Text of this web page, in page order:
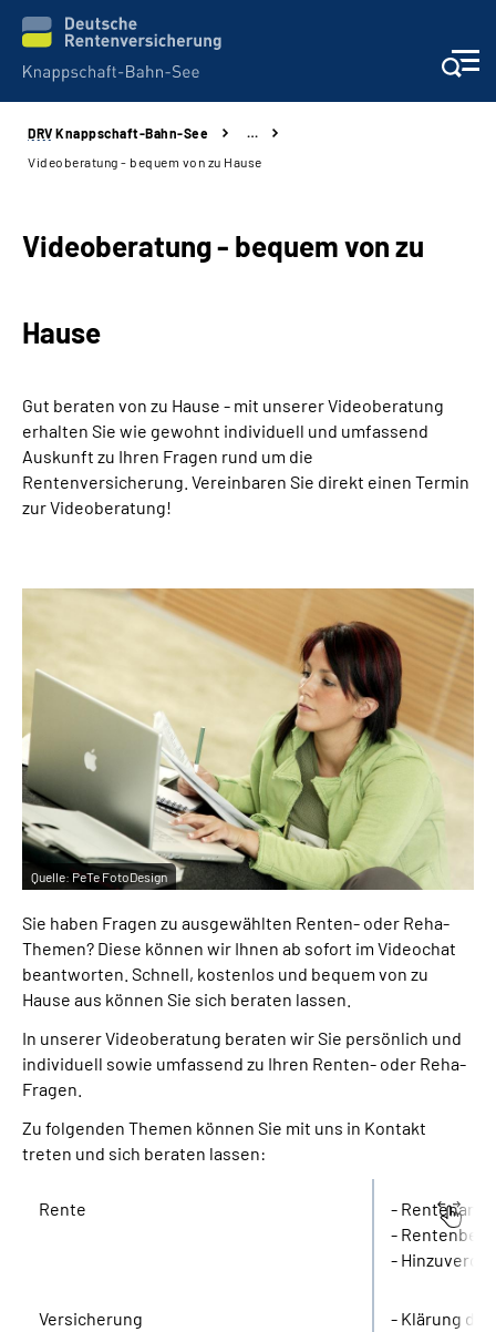
Aktuelles & Presse
KBS exklusiv
Über uns & Karriere
Online-Services
Gebärdensprache
Leichte Sprache
Mein Kundenportal
DRV Knappschaft-Bahn-See
…
Videoberatung - bequem von zu Hause
Videoberatung - bequem von zu
Hause
Gut beraten von zu Hause - mit unserer Videoberatung
erhalten Sie wie gewohnt individuell und umfassend
Auskunft zu Ihren Fragen rund um die
Rentenversicherung. Vereinbaren Sie direkt einen Termin
zur Videoberatung!
Quelle: PeTe FotoDesign
Sie haben Fragen zu ausgewählten Renten- oder Reha-
Themen? Diese können wir Ihnen ab sofort im Videochat
beantworten. Schnell, kostenlos und bequem von zu
Hause aus können Sie sich beraten lassen.
In unserer Videoberatung beraten wir Sie persönlich und
individuell sowie umfassend zu Ihren Renten- oder Reha-
Fragen.
Zu folgenden Themen können Sie mit uns in Kontakt
treten und sich beraten lassen:
Rente
-
-
-
Versicherung
- Klärung